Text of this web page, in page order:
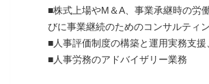
■株式上場やM＆A、事業承継時の労
びに事業継続のためのコンサルティ
■人事評価制度の構築と運用実務支援
■人事労務のアドバイザリー業務